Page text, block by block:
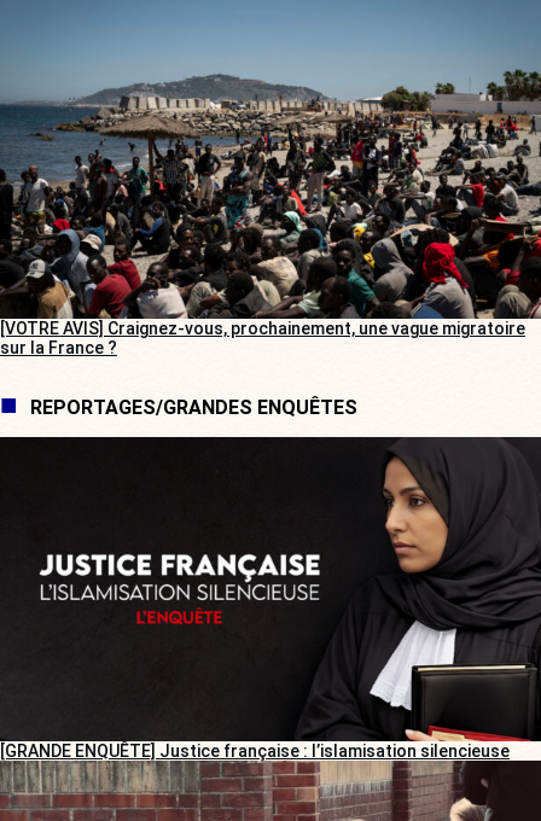
[VOTRE AVIS] Craignez-vous, prochainement, une vague migratoire
sur la France ?
REPORTAGES/GRANDES ENQUÊTES
[GRANDE ENQUÊTE] Justice française : l’islamisation silencieuse